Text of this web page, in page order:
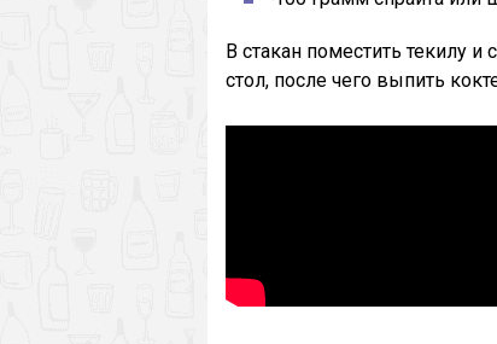
В стакан поместить текилу и
стол, после чего выпить